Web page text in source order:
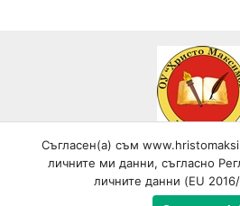
Всички текстови, графични и видео
сайта, са собственост на ОУ
освен ако изрично не е посочено
Съгласен(а) съм
личните ми данни, съгласно
личните данни (EU